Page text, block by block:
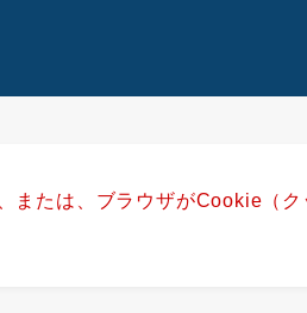
たは、ブラウザがCookie（